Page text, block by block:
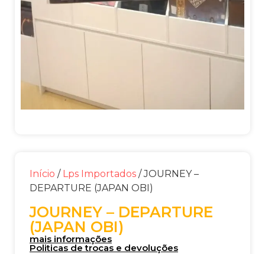
Início / Lps Importados / JOURNEY –
DEPARTURE (JAPAN OBI)
JOURNEY – DEPARTURE
(JAPAN OBI)
mais informações
Politicas de trocas e devoluções